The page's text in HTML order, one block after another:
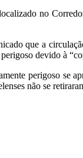
no
que a
devido à
perigoso se
não se